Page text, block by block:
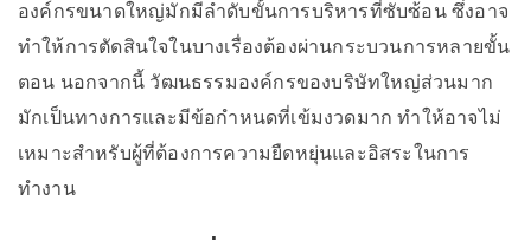
องค์กรขนาดใหญ่มักมีลำดับขั้นการบริหารที่ซับซ้อน ซึ่งอาจ
ทำให้การตัดสินใจในบางเรื่องต้องผ่านกระบวนการหลายขั้น
ตอน นอกจากนี้ วัฒนธรรมองค์กรของบริษัทใหญ่ส่วนมาก
มักเป็นทางการและมีข้อกำหนดที่เข้มงวดมาก ทำให้อาจไม่
เหมาะสำหรับผู้ที่ต้องการความยืดหยุ่นและอิสระในการ
ทำงาน